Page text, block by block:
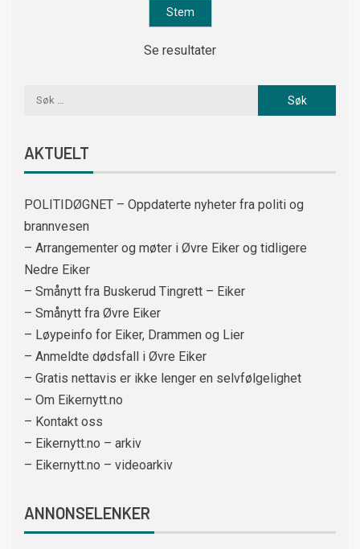
Se resultater
AKTUELT
POLITIDØGNET – Oppdaterte nyheter fra politi og
brannvesen
– Arrangementer og møter i Øvre Eiker og tidligere
Nedre Eiker
– Smånytt fra Buskerud Tingrett – Eiker
– Smånytt fra Øvre Eiker
– Løypeinfo for Eiker, Drammen og Lier
– Anmeldte dødsfall i Øvre Eiker
– Gratis nettavis er ikke lenger en selvfølgelighet
– Om Eikernytt.no
– Kontakt oss
– Eikernytt.no – arkiv
– Eikernytt.no – videoarkiv
ANNONSELENKER